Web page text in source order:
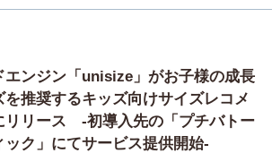
エンジン「unisize」がお子様の成長
推奨するキッズ向けサイズレコメ
リリース -初導入先の「プチバトー
ック」にてサービス提供開始-